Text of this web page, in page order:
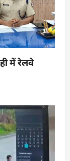
में रेलवे